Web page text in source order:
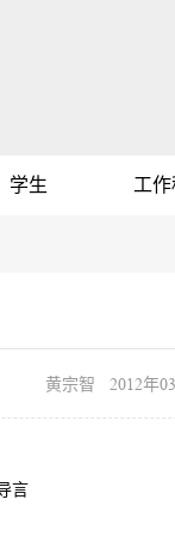
学生 工作
黄宗智 2012年
言